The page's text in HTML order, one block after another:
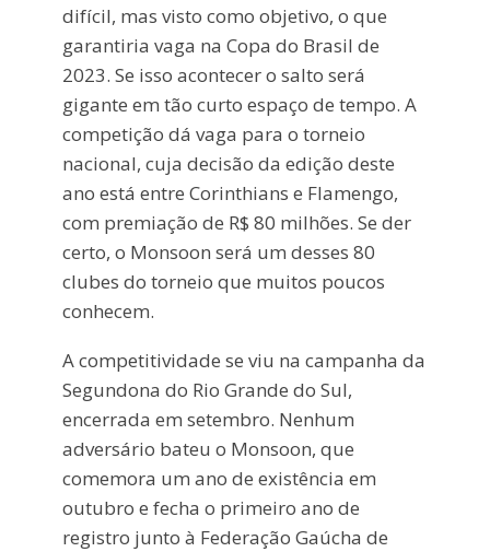
difícil, mas visto como objetivo, o que
garantiria vaga na Copa do Brasil de
2023. Se isso acontecer o salto será
gigante em tão curto espaço de tempo. A
competição dá vaga para o torneio
nacional, cuja decisão da edição deste
ano está entre Corinthians e Flamengo,
com premiação de R$ 80 milhões. Se der
certo, o Monsoon será um desses 80
clubes do torneio que muitos poucos
conhecem.
A competitividade se viu na campanha da
Segundona do Rio Grande do Sul,
encerrada em setembro. Nenhum
adversário bateu o Monsoon, que
comemora um ano de existência em
outubro e fecha o primeiro ano de
registro junto à Federação Gaúcha de